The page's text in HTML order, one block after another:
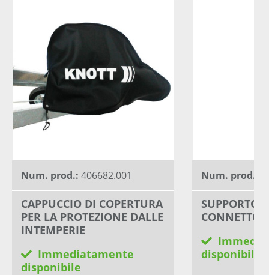
Num. prod.: 406682.001
CAPPUCCIO DI COPERTURA
PER LA PROTEZIONE DALLE
INTEMPERIE
Immediatamente
disponibile
Num. prod.:
SUPPORTO
disponibile